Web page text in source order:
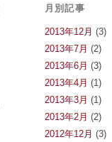
月別記事
2013年12月 (3)
2013年7月 (2)
2013年6月 (3)
2013年4月 (1)
2013年3月 (1)
2013年2月 (2)
2012年12月 (3)